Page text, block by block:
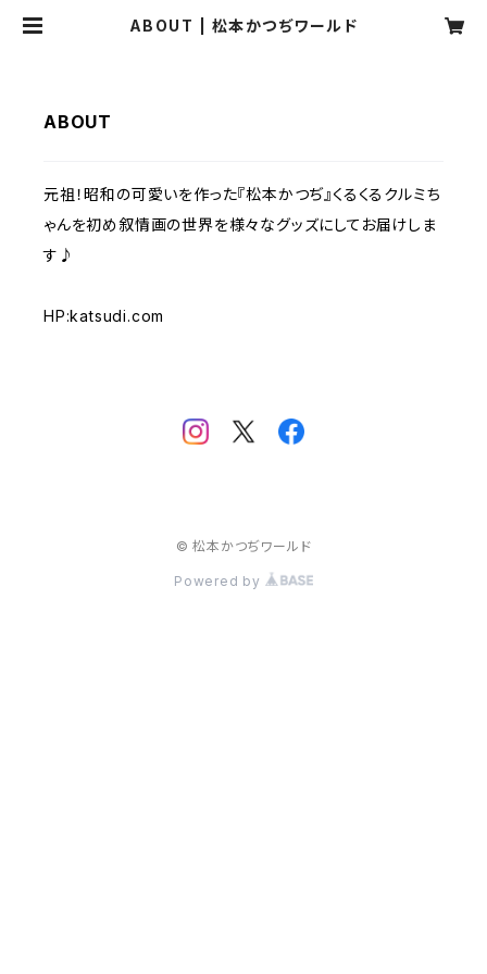
ABOUT | 松本かつぢワールド
ABOUT
元祖！昭和の可愛いを作った『松本かつぢ』くるくるクルミち
ゃんを初め叙情画の世界を様々なグッズにしてお届けしま
す♪
HP:katsudi.com
© 松本かつぢワールド
Powered by